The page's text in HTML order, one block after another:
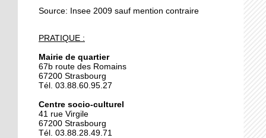
Trois blessés légers dans
l'incendie d'une cabine
de peinture
24 septembre 2019
La maison du compost
recherche une personne
en service civique
Source: Insee 2009 sauf mention contraire
PRATIQUE :
Mairie de quartier
67b route des Romains
67200 Strasbourg
Tél. 03.88.60.95.27
Centre socio-culturel
41 rue Virgile
67200 Strasbourg
Tél. 03.88.28.49.71